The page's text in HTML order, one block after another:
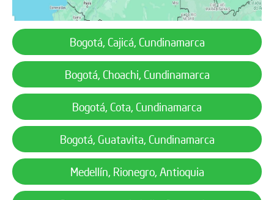
Bogotá, Cajicá, Cundinamarca
Bogotá, Choachi, Cundinamarca
Bogotá, Cota, Cundinamarca
Bogotá, Guatavita, Cundinamarca
Medellín, Rionegro, Antioquia